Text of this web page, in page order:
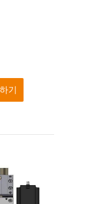
기